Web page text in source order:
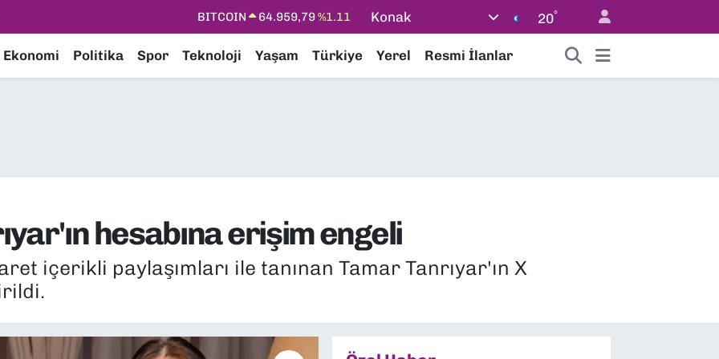
DOLAR 47,7436%0.18
STERLİN
64,4811%0.38
Konak 20°
Ekonomi Politika Spor Teknoloji Yaşam Türkiye Yerel Resmi İlanlar
hesabına erişim engeli
içerikli paylaşımları ile tanınan Tamar Tanrıyar'ın X